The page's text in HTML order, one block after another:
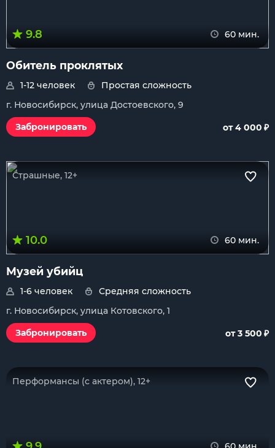
9.8 60 мин.
Обитель проклятых
1-12 человек
Простая сложность
г. Новосибирск, улица Достоевского, 9
Забронировать
от 4 000 ₽
Страшные, 12+
10.0 60 мин.
Музей убийц
1-6 человек
Средняя сложность
г. Новосибирск, улица Котовского, 1
Забронировать
от 3 500 ₽
Перформансы (с актером), 12+